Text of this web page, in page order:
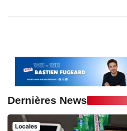
Dernières News
Locales